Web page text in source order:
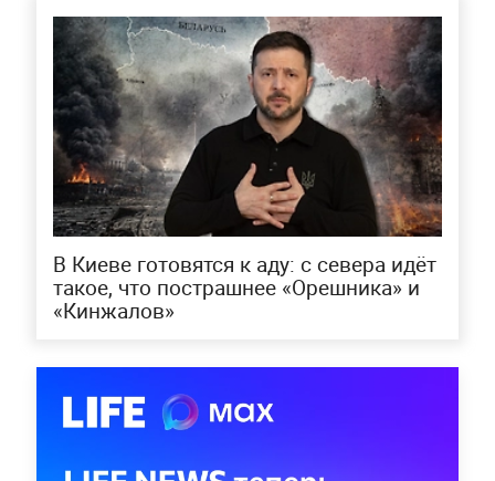
В Киеве готовятся к аду: с севера идёт
такое, что пострашнее «Орешника» и
«Кинжалов»